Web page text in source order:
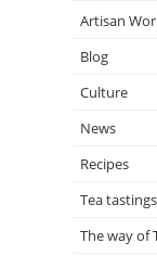
Artisan
Blog
Culture
News
Recipes
Tea
The way of